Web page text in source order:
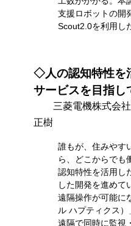
支援ロボットの開
Scout2.0を利用し
◇人の認知特性を
サービスを目指し
三菱電機株式会
正樹
誰もが、住みやす
ら、どこからでも
認知特性を活用し
した開発を進めて
遠隔操作が可能に
ル ハプティクス
遠隔で同時に監視